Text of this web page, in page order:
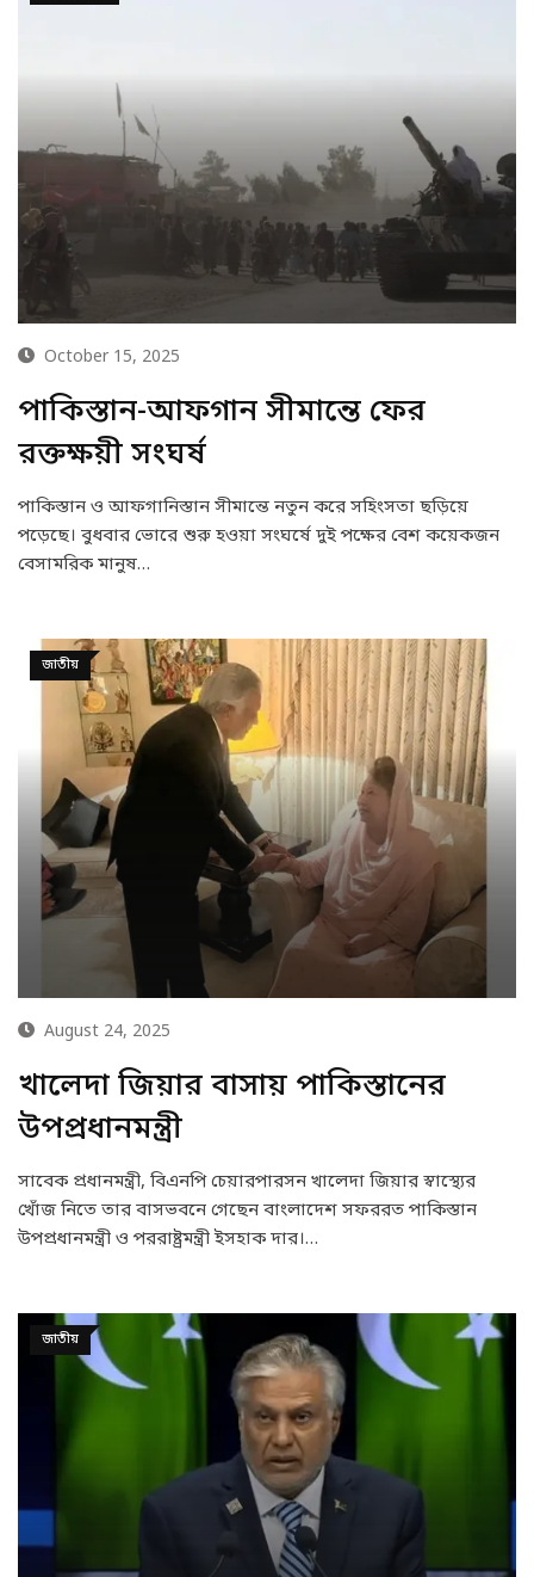
October 15, 2025
পাকিস্তান-আফগান সীমান্তে ফের
রক্তক্ষয়ী সংঘর্ষ
পাকিস্তান ও আফগানিস্তান সীমান্তে নতুন করে সহিংসতা ছড়িয়ে
পড়েছে। বুধবার ভোরে শুরু হওয়া সংঘর্ষে দুই পক্ষের বেশ কয়েকজন
বেসামরিক মানুষ…
জাতীয়
August 24, 2025
খালেদা জিয়ার বাসায় পাকিস্তানের
উপপ্রধানমন্ত্রী
সাবেক প্রধানমন্ত্রী, বিএনপি চেয়ারপারসন খালেদা জিয়ার স্বাস্থ্যের
খোঁজ নিতে তার বাসভবনে গেছেন বাংলাদেশ সফররত পাকিস্তান
উপপ্রধানমন্ত্রী ও পররাষ্ট্রমন্ত্রী ইসহাক দার।…
জাতীয়